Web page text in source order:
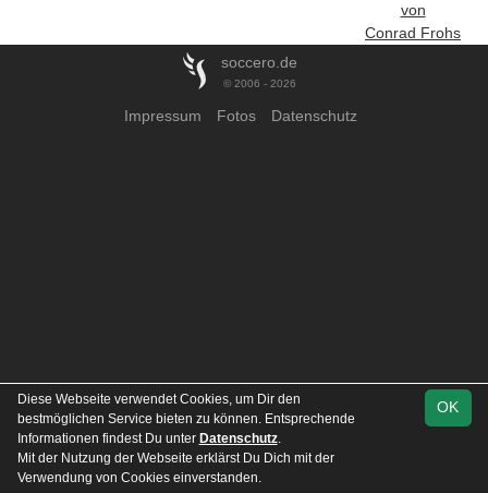
von
Conrad Frohs
soccero.de
© 2006 - 2026
Impressum Fotos Datenschutz
OK
Diese Webseite verwendet Cookies, um Dir den
bestmöglichen Service bieten zu können. Entsprechende
Informationen findest Du unter Datenschutz.
Mit der Nutzung der Webseite erklärst Du Dich mit der
Verwendung von Cookies einverstanden.